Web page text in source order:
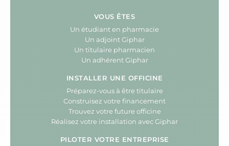
VOUS ÊTES
Un étudiant en pharmacie
Un adjoint Giphar
Un titulaire pharmacien
Un adhérent Giphar
INSTALLER UNE OFFICINE
Préparez-vous à être titulaire
Construisez votre financement
Trouvez votre future officine
Réalisez votre installation avec Giphar
PILOTER VOTRE ENTREPRISE